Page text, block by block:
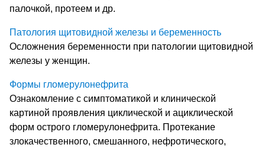
палочкой, протеем и др.
Патология щитовидной железы и беременность
Осложнения беременности при патологии щитовидной
железы у женщин.
Формы гломерулонефрита
Ознакомление с симптоматикой и клинической
картиной проявления циклической и ациклической
форм острого гломерулонефрита. Протекание
злокачественного, смешанного, нефротического,